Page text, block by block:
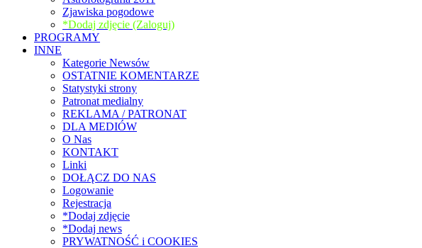
Zjawiska pogodowe
*Dodaj zdjęcie (Zaloguj)
PROGRAMY
INNE
Kategorie Newsów
OSTATNIE KOMENTARZE
Statystyki strony
Patronat medialny
REKLAMA / PATRONAT
DLA MEDIÓW
O Nas
KONTAKT
Linki
DOŁĄCZ DO NAS
Logowanie
Rejestracja
*Dodaj zdjęcie
*Dodaj news
PRYWATNOŚĆ i COOKIES